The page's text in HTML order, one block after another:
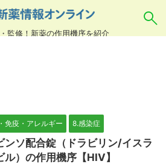
監修！新薬の作用機序を紹介
品名・一般名・キーワードな
力ください。
ク
免疫・アレルギー 8.感染症
ンソ配合錠（ドラビリン/イスラ
ル）の作用機序【HIV】